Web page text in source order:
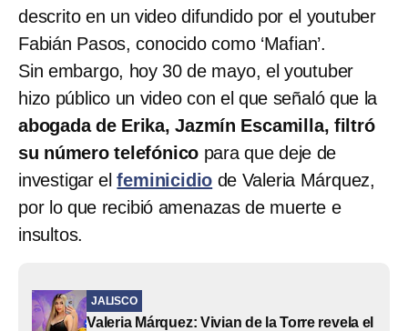
descrito en un video difundido por el youtuber
Fabián Pasos, conocido como ‘Mafian’.
Sin embargo, hoy 30 de mayo, el youtuber
hizo público un video con el que señaló que la
abogada de Erika, Jazmín Escamilla, filtró
su número telefónico para que deje de
investigar elfeminicidio de Valeria Márquez,
por lo que recibió amenazas de muerte e
insultos.
JALISCO
Valeria Márquez: Vivian de la Torre revela el